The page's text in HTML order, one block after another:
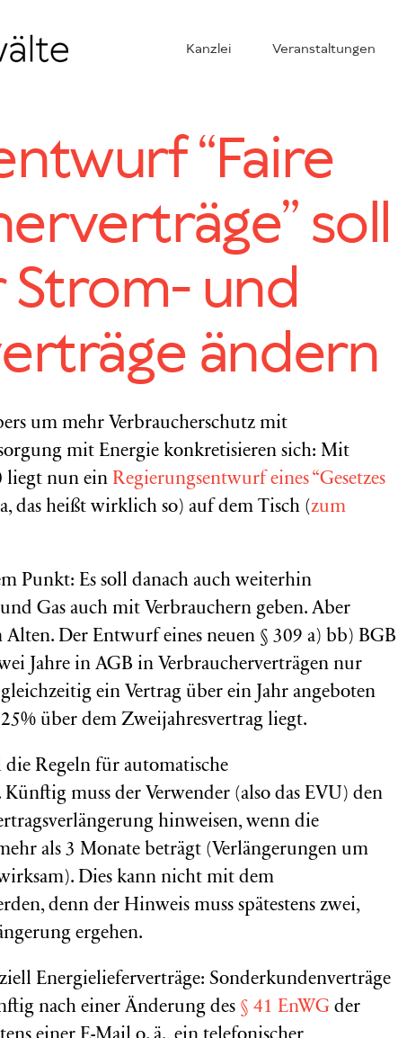
Kanzlei Veranstaltungen
“Faire
soll
Strom- und
ändern
um mehr Verbraucherschutz mit
mit Energie konkretisieren sich: Mit
liegt nun ein Regierungsentwurf eines “Gesetzes
das heißt wirklich so) auf dem Tisch (zum
Punkt: Es soll danach auch weiterhin
Gas auch mit Verbrauchern geben. Aber
Der Entwurf eines neuen § 309 a) bb) BGB
Jahre in AGB in Verbraucherverträgen nur
ein Vertrag über ein Jahr angeboten
über dem Zweijahresvertrag liegt.
Regeln für automatische
muss der Verwender (also das EVU) den
hinweisen, wenn die
als 3 Monate beträgt (Verlängerungen um
Dies kann nicht mit dem
denn der Hinweis muss spätestens zwei,
ergehen.
Energielieferverträge: Sonderkundenverträge
nach einer Änderung des § 41 EnWG der